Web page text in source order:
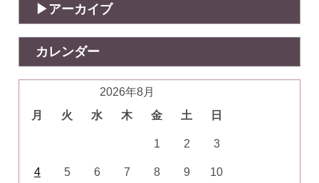
アーカイブ
カレンダー
2026年8月
月
火 水 木 金 土 日
1 2 3
4 5 6 7 8 9 10